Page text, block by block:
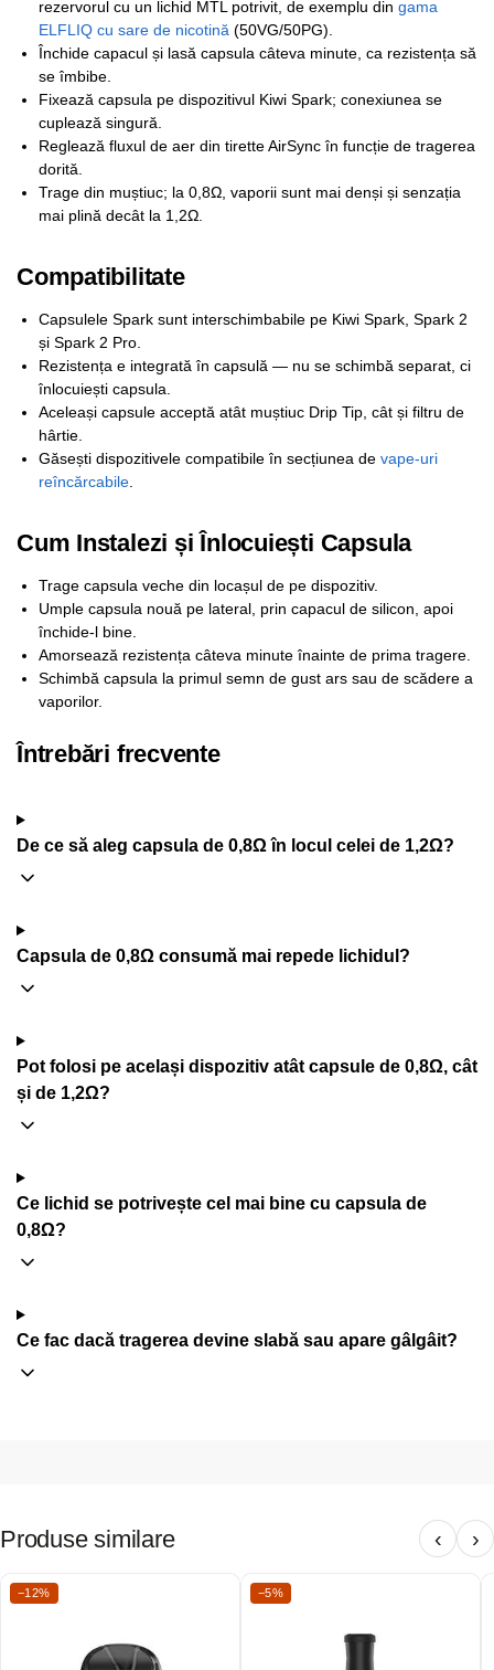
rezervorul cu un lichid MTL potrivit, de exemplu din gama
ELFLIQ cu sare de nicotină (50VG/50PG).
Închide capacul și lasă capsula câteva minute, ca rezistența să
se îmbibe.
Fixează capsula pe dispozitivul Kiwi Spark; conexiunea se
cuplează singură.
Reglează fluxul de aer din tirette AirSync în funcție de tragerea
dorită.
Trage din muștiuc; la 0,8Ω, vaporii sunt mai denși și senzația
mai plină decât la 1,2Ω.
Compatibilitate
Capsulele Spark sunt interschimbabile pe Kiwi Spark, Spark 2
și Spark 2 Pro.
Rezistența e integrată în capsulă — nu se schimbă separat, ci
înlocuiești capsula.
Aceleași capsule acceptă atât muștiuc Drip Tip, cât și filtru de
hârtie.
Găsești dispozitivele compatibile în secțiunea de vape-uri
reîncărcabile
Cum Instalezi și Înlocuiești Capsula
Trage capsula veche din locașul de pe dispozitiv.
Umple capsula nouă pe lateral, prin capacul de silicon, apoi
închide-l bine.
Amorsează rezistența câteva minute înainte de prima tragere.
Schimbă capsula la primul semn de gust ars sau de scădere a
vaporilor.
Întrebări frecvente
De ce să aleg capsula de 0,8Ω în locul celei de 1,2Ω?
Capsula de 0,8Ω consumă mai repede lichidul?
Pot folosi pe același dispozitiv atât capsule de 0,8Ω, cât
și de 1,2Ω?
Ce lichid se potrivește cel mai bine cu capsula de
0,8Ω?
Ce fac dacă tragerea devine slabă sau apare gâlgâit?
Produse similare ‹ ›
−12% −5%